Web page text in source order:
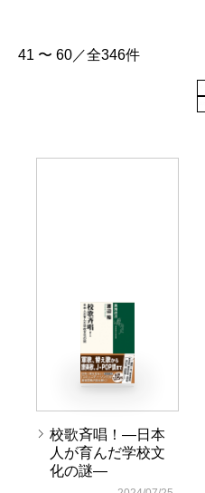
41 〜 60／全346件
校歌斉唱！―日本
人が育んだ学校文
化の謎―